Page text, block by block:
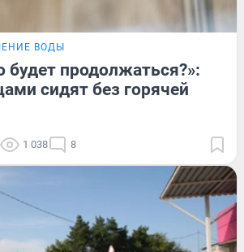
ВОДЫ
будет продолжаться?»:
сидят без горячей
1 038 8